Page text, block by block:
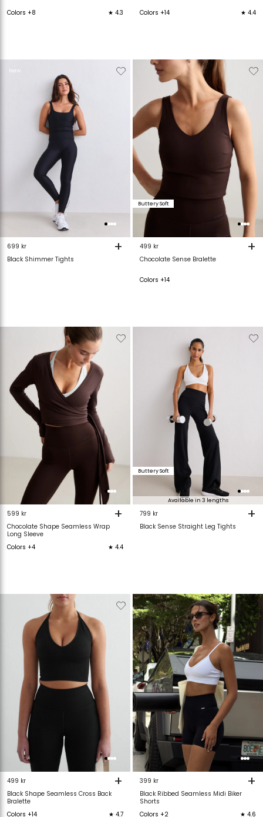
Colors +8 ★ 4.3 Colors +14 ★ 4.4
New
Toevoegen
verlanglijstje
Black Shimmer Tights
699 kr +
Buttery Soft
Verwijderen
verlanglijstje
Chocolate Sense Bralette
499 kr +
Colors +14
Toevoegen
Verwijderen
verlanglijstje
Chocolate Shape Seamless Wrap
Long Sleeve
599 kr +
Colors +4 ★ 4.4
Buttery Soft
Available in 3 lengths
Black Sense Straight Leg Tights
799 kr +
Toevoegen
aan
verlanglijstje
Verwijderen
verlanglijstje
Black Shape Seamless Cross Back
Bralette
499 kr +
Colors +14 ★ 4.7
Verwijderen
van
verlanglijstje
Black Ribbed Seamless Midi Biker
Shorts
399 kr +
Colors +2 ★ 4.6